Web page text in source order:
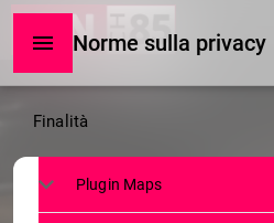
SERVIZI
Norme sulla privacy
Norme
sulla
privacy
Finalità
Plugin Maps